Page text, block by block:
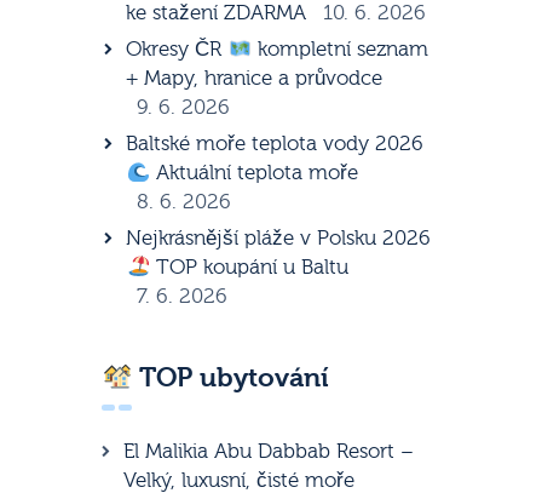
ke stažení ZDARMA
10. 6. 2026
Okresy ČR
kompletní seznam
+ Mapy, hranice a průvodce
9. 6. 2026
Baltské moře teplota vody 2026
Aktuální teplota moře
8. 6. 2026
Nejkrásnější pláže v Polsku 2026
TOP koupání u Baltu
7. 6. 2026
TOP ubytování
El Malikia Abu Dabbab Resort –
Velký, luxusní, čisté moře